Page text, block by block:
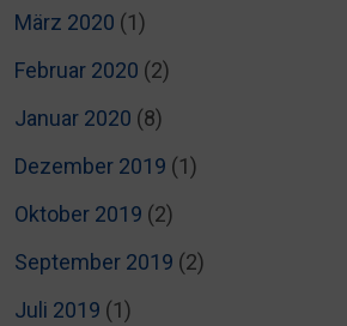
März 2020 (1)
Februar 2020 (2)
Januar 2020 (8)
Dezember 2019 (1)
Oktober 2019 (2)
September 2019 (2)
Juli 2019 (1)